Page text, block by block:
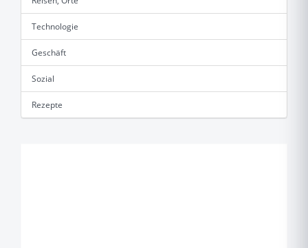
Technologie
Geschäft
Sozial
Rezepte